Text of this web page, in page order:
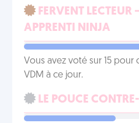
FERVENT
APPRENTI NINJA
Vous avez voté sur 15
VDM à ce jour.
LE POUCE